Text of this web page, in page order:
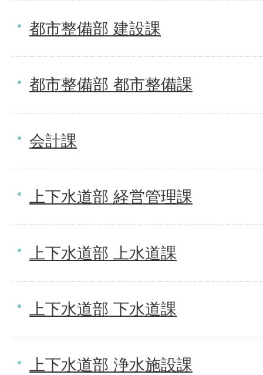
都市整備部 建設課
都市整備部 都市整備課
会計課
上下水道部 経営管理課
上下水道部 上水道課
上下水道部 下水道課
上下水道部 浄水施設課